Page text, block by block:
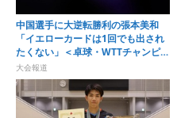
中国選手に大逆転勝利の張本美和
「イエローカードは1回でも出され
たくない」＜卓球・WTTチャンピオ
ンズ横浜2026＞
大会報道